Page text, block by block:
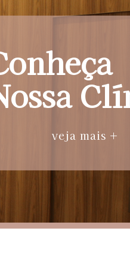
veja mais +